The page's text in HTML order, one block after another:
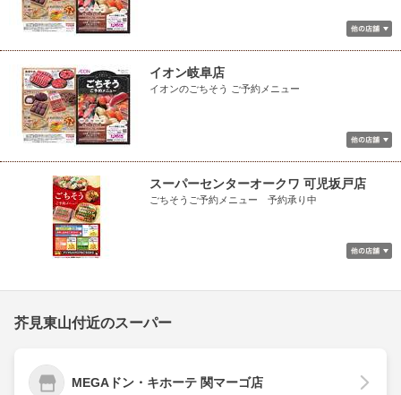
イオン岐阜店
イオンのごちそう ご予約メニュー
スーパーセンターオークワ 可児坂戸店
ごちそうご予約メニュー 予約承り中
芥見東山付近のスーパー
MEGAドン・キホーテ 関マーゴ店